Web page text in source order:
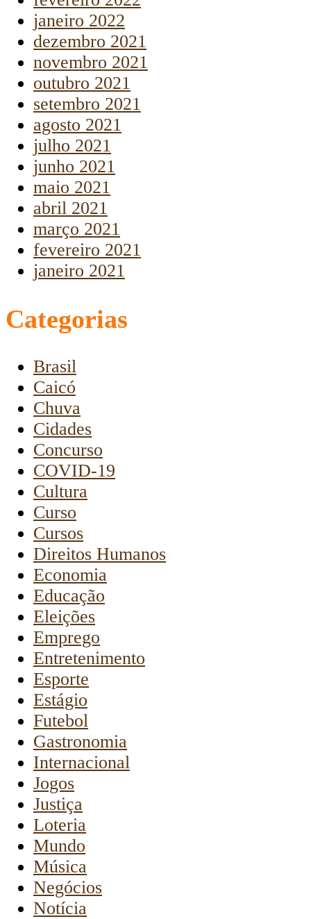
janeiro 2022
dezembro 2021
novembro 2021
outubro 2021
setembro 2021
agosto 2021
julho 2021
junho 2021
maio 2021
abril 2021
março 2021
fevereiro 2021
janeiro 2021
Categorias
Brasil
Caicó
Chuva
Cidades
Concurso
COVID-19
Cultura
Curso
Cursos
Direitos Humanos
Economia
Educação
Eleições
Emprego
Entretenimento
Esporte
Estágio
Futebol
Gastronomia
Internacional
Jogos
Justiça
Loteria
Mundo
Música
Negócios
Notícia